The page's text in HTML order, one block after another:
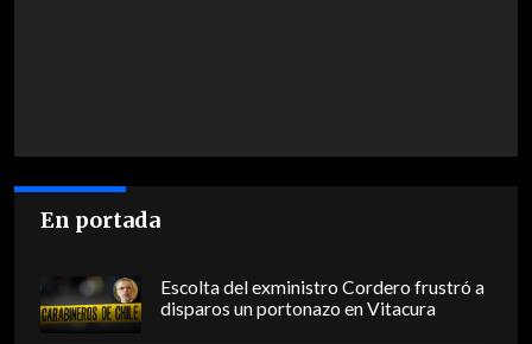
En portada
Escolta del exministro Cordero frustró a
disparos un portonazo en Vitacura